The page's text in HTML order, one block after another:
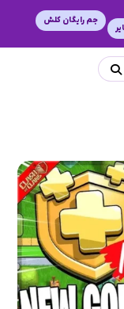
جم رایگان کلش